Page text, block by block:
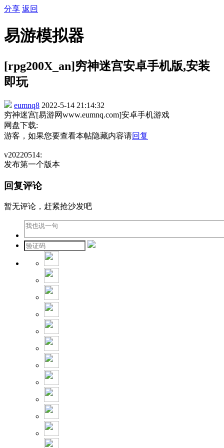
分享 返回
易游模拟器
[rpg200X_an]穷神迷宫安卓手机版,安装
即玩
eumnq8 2022-5-14 21:14:32
穷神迷宫[易游网www.eumnq.com]安卓手机游戏
网盘下载:
游客，如果您要查看本帖隐藏内容请回复
v20220514:
发布第一个版本
回复评论
暂无评论，赶紧抢沙发吧